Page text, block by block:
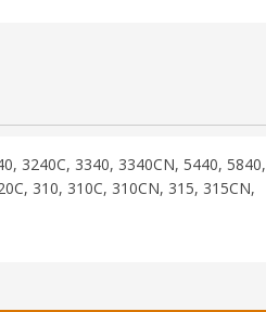
3240C, 3340, 3340CN, 5440, 5840,
310, 310C, 310CN, 315, 315CN,